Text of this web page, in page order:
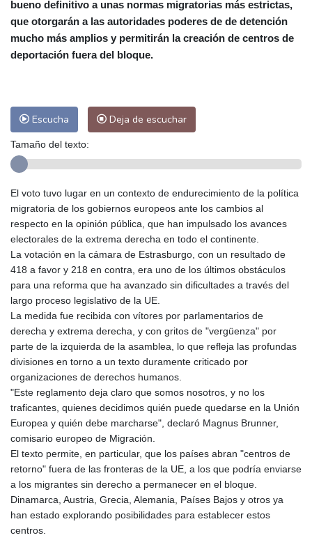
Las Palmas de Gran Canaria
29 °C
Ibiza
30 °C Buenos Aires
13 °C
Caracas
29 °C
bueno definitivo a unas normas migratorias más estrictas,
que otorgarán a las autoridades poderes de de detención
mucho más amplios y permitirán la creación de centros de
deportación fuera del bloque.
Escucha Deja de escuchar
Tamaño del texto:
El voto tuvo lugar en un contexto de endurecimiento de la política
migratoria de los gobiernos europeos ante los cambios al
respecto en la opinión pública, que han impulsado los avances
electorales de la extrema derecha en todo el continente.
La votación en la cámara de Estrasburgo, con un resultado de
418 a favor y 218 en contra, era uno de los últimos obstáculos
para una reforma que ha avanzado sin dificultades a través del
largo proceso legislativo de la UE.
La medida fue recibida con vítores por parlamentarios de
derecha y extrema derecha, y con gritos de "vergüenza" por
parte de la izquierda de la asamblea, lo que refleja las profundas
divisiones en torno a un texto duramente criticado por
organizaciones de derechos humanos.
"Este reglamento deja claro que somos nosotros, y no los
traficantes, quienes decidimos quién puede quedarse en la Unión
Europea y quién debe marcharse", declaró Magnus Brunner,
comisario europeo de Migración.
El texto permite, en particular, que los países abran "centros de
retorno" fuera de las fronteras de la UE, a los que podría enviarse
a los migrantes sin derecho a permanecer en el bloque.
Dinamarca, Austria, Grecia, Alemania, Países Bajos y otros ya
han estado explorando posibilidades para establecer estos
centros.